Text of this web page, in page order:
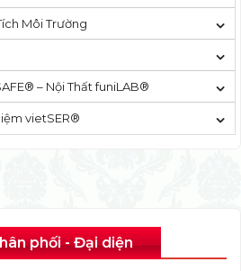
Môi Trường
– Nội Thất funiLAB®
vietSER®
phối - Đại diện